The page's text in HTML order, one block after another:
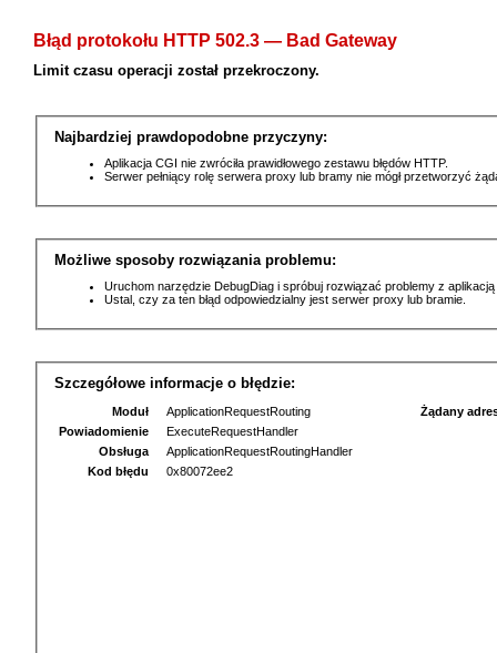
Błąd protokołu HTTP 502.3 — Bad Gateway
Limit czasu operacji został przekroczony.
Najbardziej prawdopodobne przyczyny:
Aplikacja CGI nie zwróciła prawidłowego zestawu błędów HTTP.
Serwer pełniący rolę serwera proxy lub bramy nie mógł przetworzyć
Możliwe sposoby rozwiązania problemu:
Uruchom narzędzie DebugDiag i spróbuj rozwiązać problemy z
Ustal, czy za ten błąd odpowiedzialny jest serwer proxy lub bramie.
Szczegółowe informacje o błędzie:
Moduł
ApplicationRequestRouting
Powiadomienie
ExecuteRequestHandler
Obsługa
ApplicationRequestRoutingHandler
Kod błędu
0x80072ee2
Żądany